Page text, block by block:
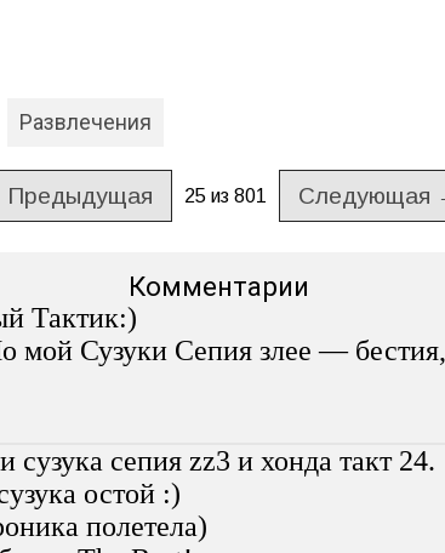
Развлечения
Предыдущая 25 из 801 Следующая
Комментарии
Тактик:)
Сузуки Сепия злее —
сепия zz3 и хонда такт 24.
остой :)
полетела)